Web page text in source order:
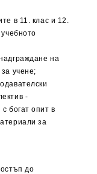
в 11. клас и 12.
на
учене;
-
богат опит в
за
до